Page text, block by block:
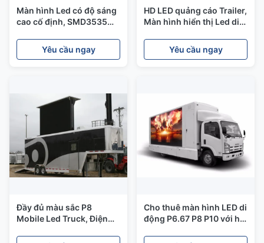
Màn hình Led có độ sáng
cao cố định, SMD3535
Yêu cầu ngay
HD LED quảng cáo Trailer,
Màn hình hiển thị Led di
Yêu cầu ngay
Đầy đủ màu sắc P8
Mobile Led Truck, Điện
Trailer Với 1280 * 960mm
Cho thuê màn hình LED di
động P6.67 P8 P10 với hệ
biệt